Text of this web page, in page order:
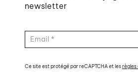
newsletter
Ce site est protégé par reCAPTCHA et lesrègles